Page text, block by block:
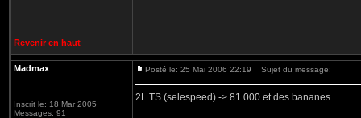
Revenir en haut
Madmax
Inscrit le: 18 Mar 2005
Messages: 91
Posté le: 25 Mai 2006 22:19 Sujet du message:
2L TS (selespeed) -> 81 000 et des bananes